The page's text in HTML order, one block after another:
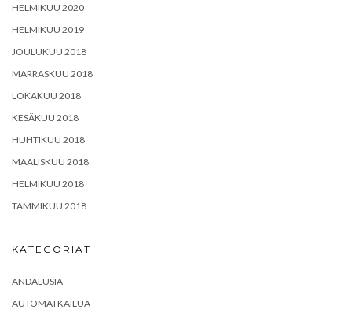
HELMIKUU 2020
HELMIKUU 2019
JOULUKUU 2018
MARRASKUU 2018
LOKAKUU 2018
KESÄKUU 2018
HUHTIKUU 2018
MAALISKUU 2018
HELMIKUU 2018
TAMMIKUU 2018
KATEGORIAT
ANDALUSIA
AUTOMATKAILUA